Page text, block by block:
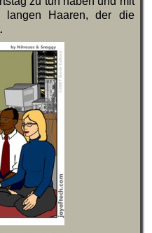
Haaren, der die